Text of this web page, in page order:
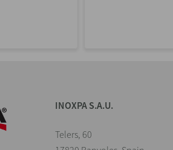
INOXPA S.A.U.
Telers, 60